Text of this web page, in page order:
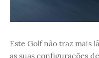
Este Golf não traz mais
as suas configurações